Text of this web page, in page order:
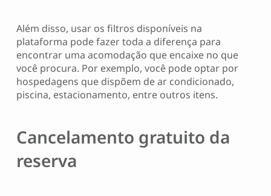
Além disso, usar os filtros disponíveis na
plataforma pode fazer toda a diferença para
encontrar uma acomodação que encaixe no que
você procura. Por exemplo, você pode optar por
hospedagens que dispõem de ar condicionado,
piscina, estacionamento, entre outros itens.
Cancelamento gratuito da
reserva